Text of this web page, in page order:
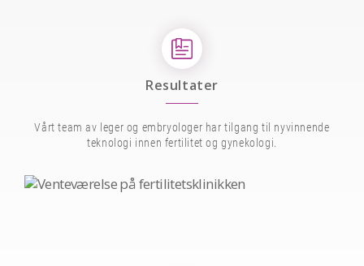
Resultater
Vårt team av leger og embryologer har tilgang til nyvinnende
teknologi innen fertilitet og gynekologi.